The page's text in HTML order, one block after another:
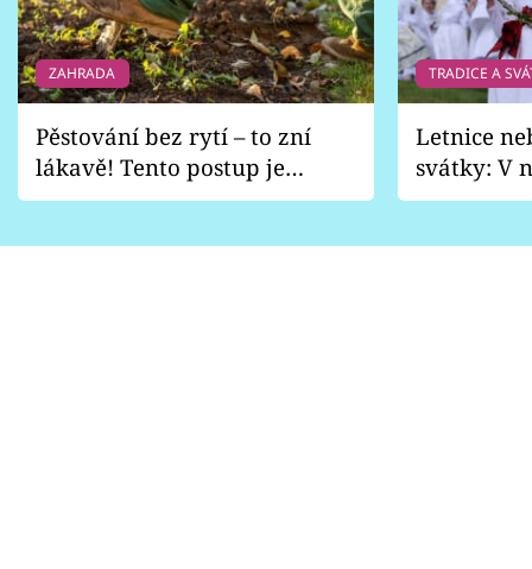
ZAHRADA
Pěstování bez rytí – to zní
lákavě! Tento postup je
vhodný jen pro některé
TRADICE A
Letnice
svátky: V
pondělí